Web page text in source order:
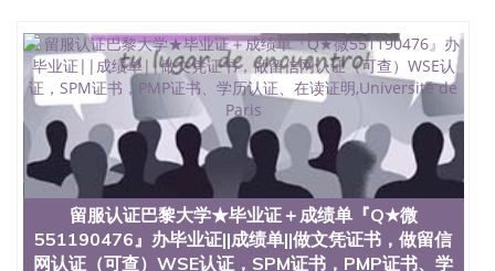
QQ微信551190476国外文凭回国认证QQ微信
551190476泰国文凭办理QQ微信551190476法国留学
回国证明QQ微信551190476 国外烫金照片QQ微信
551190476外国文凭在中国有用吗QQ微信551190476
德国留学回国证明QQ微信551190476爱尔兰留学回国
证明QQ微信551190476国外硕士文凭办理QQ微信
551190476 网上买文凭可靠吗QQ微信551190476买国
外文凭质量QQ微信551190476国外本科毕业证怎么办
理QQ微信551190476国外大学文凭真制作QQ微信
551190476办国外文凭可找工作QQ微信551190476国
外大学有毕业证QQ微信551190476办理国外毕业证价
格QQ微信551190476国外编号查询QQ微信551190476
留服认证巴黎大学★毕业证＋成绩单『Q★微
551190476』办毕业证||成绩单||做文凭证书，做留信
网认证（可查）WSE认证，SPM证书，PMP证书、学